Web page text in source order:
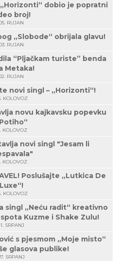
„Horizonti“ dobio je popratni
broj!
RUJAN
„Slobode“ obrijala glavu!
RUJAN
“Pljačkam turiste” benda
Metaka!
RUJAN
novi singl – „Horizonti“!
KOLOVOZ
novu kajkavsku popevku
KOLOVOZ
novi singl "Jesam li
KOLOVOZ
Poslušajte „Lutkica De
Luxe“!
KOLOVOZ
singl „Neću radit“ kreativno
Kuzme i Shake Zulu!
SRPANJ
s pjesmom „Moje misto“
glasova publike!
SRPANJ